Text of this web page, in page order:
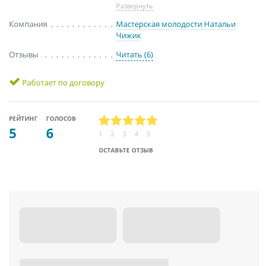
Развернуть
Компания
Мастерская молодости Натальи
Чижик
Отзывы
Читать (6)
Работает по договору
РЕЙТИНГ
5
ГОЛОСОВ
6
ОСТАВЬТЕ ОТЗЫВ
1 2 3 4 5